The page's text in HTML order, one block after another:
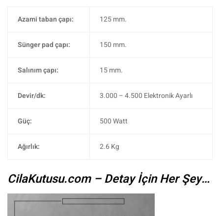
Azami taban çapı: 125 mm.
Sünger pad çapı: 150 mm.
Salınım çapı: 15 mm.
Devir/dk: 3.000 – 4.500 Elektronik Ayarlı
Güç: 500 Watt
Ağırlık: 2.6 Kg
CilaKutusu.com – Detay İçin Her Şey…